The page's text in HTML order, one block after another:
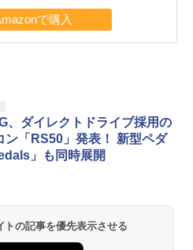
、ダイレクトドライブ採用の
ン「RS50」発表！ 新型ペダ
」も同時展開
の記事を優先表示させる